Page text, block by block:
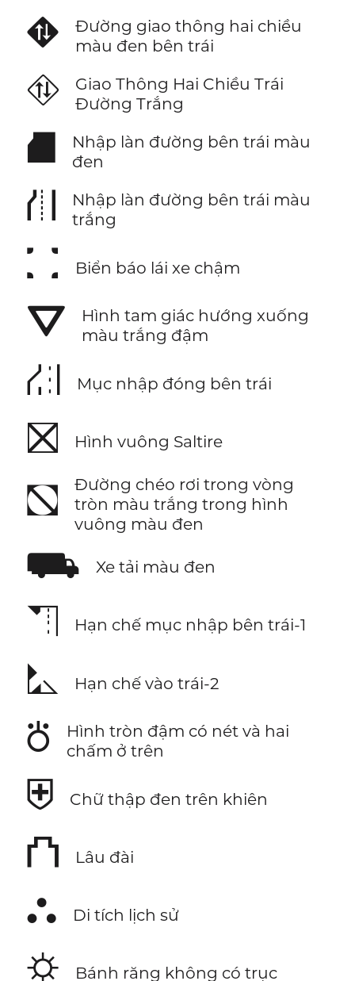
⛖
Đường giao thông hai chiều
màu đen bên trái
⛗
Giao Thông Hai Chiều Trái
Đường Trắng
⛘
Nhập làn đường bên trái màu
đen
⛙
Nhập làn đường bên trái màu
trắng
⛚ Biển báo lái xe chậm
⛛
Hình tam giác hướng xuống
màu trắng đậm
⛜ Mục nhập đóng bên trái
⛝ Hình vuông Saltire
⛞
Đường chéo rơi trong vòng
tròn màu trắng trong hình
vuông màu đen
⛟ Xe tải màu đen
⛠ Hạn chế mục nhập bên trái-1
⛡ Hạn chế vào trái-2
⛣
Hình tròn đậm có nét và hai
chấm ở trên
⛨ Chữ thập đen trên khiên
⛫ Lâu đài
⛬ Di tích lịch sử
⛭ Bánh răng không có trục